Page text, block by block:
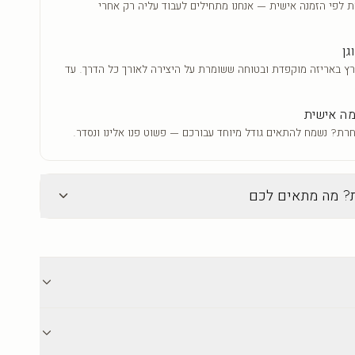
לפי הזמנה אישית — אנחנו מתחילים לעבוד עליה רק אחרי
באריזה מוקפדת ובטוחה ששומרת על היצירה לאורך כל הדרך. עד
אישית
נשמח להתאים גודל מיוחד עבורכם — פשוט פנו אלינו ונסדר.
מה מתאים לכם
עומק
קשר לכל שאלה לפני ואחרי הרכישה.